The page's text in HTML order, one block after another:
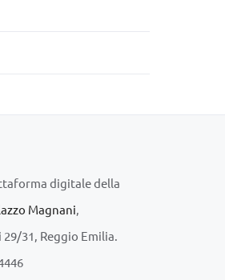
digitale della
Magnani
31, Reggio Emilia.